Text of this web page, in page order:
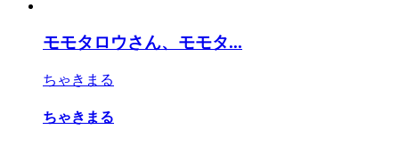
モモタロウさん、モモタ...
ちゃきまる
ちゃきまる